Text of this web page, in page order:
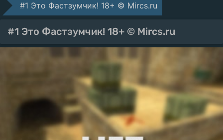
#1 Это Фастзумчик! 18+ © Mircs.ru
#1 Это Фастзумчик! 18+ © Mircs.ru